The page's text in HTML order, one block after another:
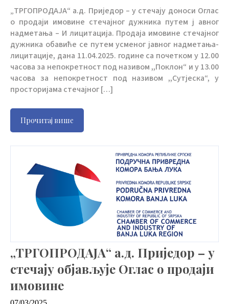
„ТРГОПРОДАЈА“ а.д. Приједор – у стечају доноси Оглас
о продаји имовине стечајног дужника путем ј авног
надметања – И лицитација. Продаја имовине стечајног
дужника обавиће се путем усменог јавног надметања-
лицитације, дана 11.04.2025. године са почетком у 12.00
часова за непокретност под називом ,,Поклон“ и у 13.00
часова за непокретност под називом ,,Сутјеска“, у
просторијама стечајног […]
Прочитај више
„ТРГОПРОДАЈА“ а.д. Приједор – у
стечају објављује Оглас о продаји
имовине